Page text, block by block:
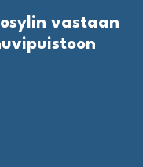
vastaan